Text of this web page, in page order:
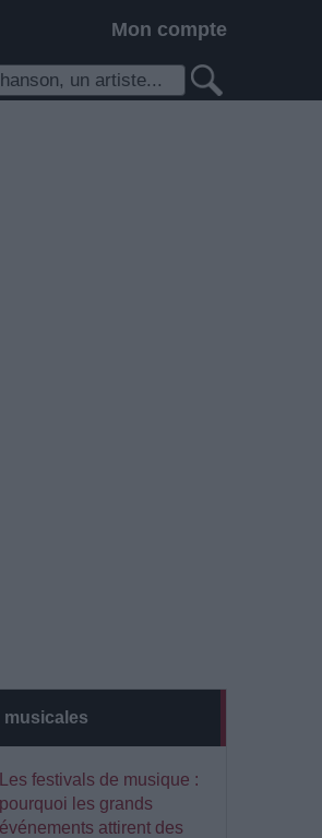
Mon compte
Les festivals de musique :
pourquoi les grands
événements attirent des